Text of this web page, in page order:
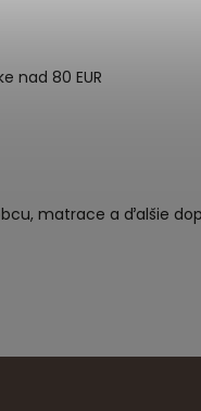
nad 80 EUR
matrace a ďalšie